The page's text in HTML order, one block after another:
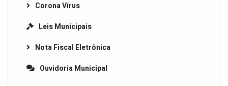
Corona Vírus
Leis Municipais
Nota Fiscal Eletrônica
Ouvidoria Municipal